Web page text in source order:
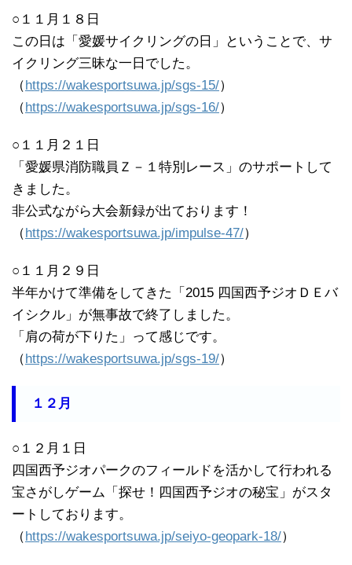
○１１月１８日
この日は「愛媛サイクリングの日」ということで、サ
イクリング三昧な一日でした。
（https://wakesportsuwa.jp/sgs-15/）
（https://wakesportsuwa.jp/sgs-16/）
○１１月２１日
「愛媛県消防職員Ｚ－１特別レース」のサポートして
きました。
非公式ながら大会新録が出ております！
（https://wakesportsuwa.jp/impulse-47/）
○１１月２９日
半年かけて準備をしてきた「2015 四国西予ジオＤＥバ
イシクル」が無事故で終了しました。
「肩の荷が下りた」って感じです。
（https://wakesportsuwa.jp/sgs-19/）
１２月
○１２月１日
四国西予ジオパークのフィールドを活かして行われる
宝さがしゲーム「探せ！四国西予ジオの秘宝」がスタ
ートしております。
（https://wakesportsuwa.jp/seiyo-geopark-18/）